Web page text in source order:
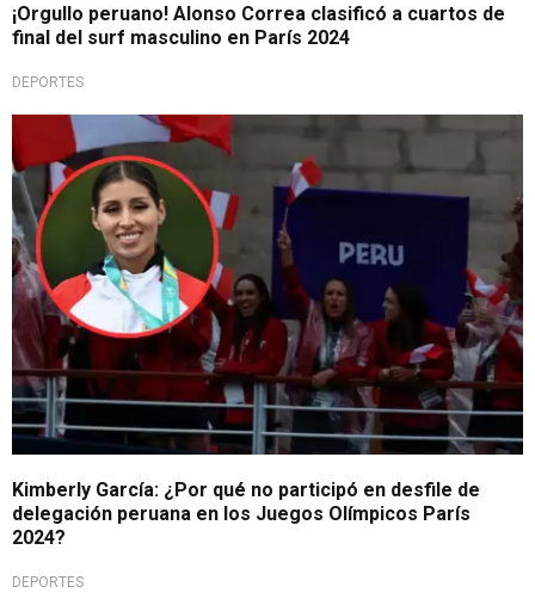
¡Orgullo peruano! Alonso Correa clasificó a cuartos de
final del surf masculino en París 2024
DEPORTES
En inauguración
Kimberly García: ¿Por qué no participó en desfile de
delegación peruana en los Juegos Olímpicos París
2024?
DEPORTES